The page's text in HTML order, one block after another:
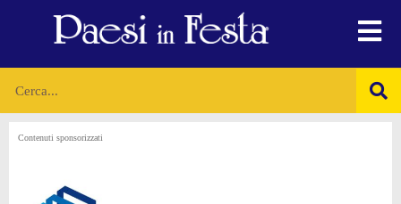
Contenuti sponsorizzati